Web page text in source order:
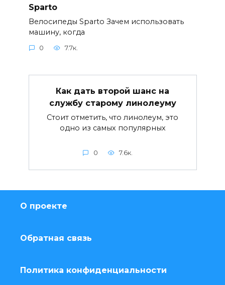
Sparto
Велосипеды Sparto Зачем использовать
машину, когда
0 7.7к.
Как дать второй шанс на
службу старому линолеуму
Стоит отметить, что линолеум, это
одно из самых популярных
0 7.6к.
О проекте
Обратная связь
Политика конфиденциальности